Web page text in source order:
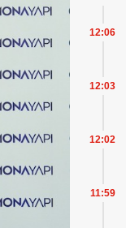
12:06
12:03
12:02
11:59